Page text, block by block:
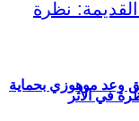
وعد موهوزي بحماية
في الأثر